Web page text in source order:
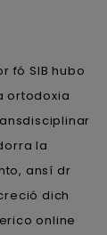
fó SIB hubo
ortodoxia
la
ansí dr
dich
online